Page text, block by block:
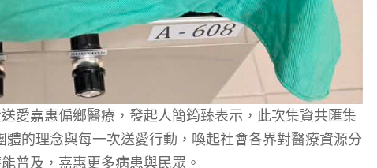
愛嘉惠偏鄉醫療，發起人簡筠臻表示，此次集資共匯集
的理念與每一次送愛行動，喚起社會各界對醫療資源分
普及，嘉惠更多病患與民眾。